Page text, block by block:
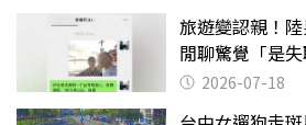
旅遊變認親！
閒聊驚覺「是
2026-07-18